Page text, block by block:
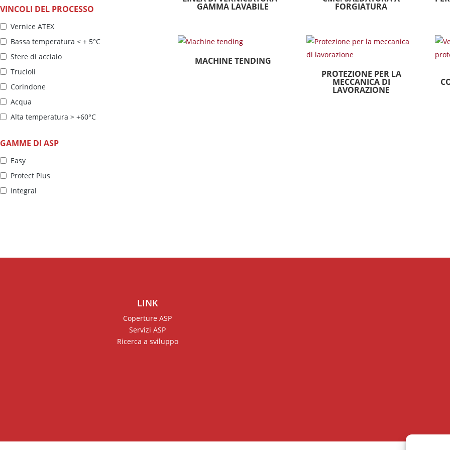
Industria della difesa
Industria della fucinatura-fonderia-
VINCOLI DEL PROCESSO
Vernice ATEX
Bassa temperatura < + 5°C
Sfere di acciaio
Trucioli
Corindone
Acqua
Alta temperatura > +60°C
Umidità
Getto ad alta pressione
Lubrificanti
Polvere abrasiva
GAMME DI ASP
Easy
Protect Plus
Integral
GAMMA LAVABILE FORGIATURA
MACHINE TENDING
PROTEZIONE PER LA
MECCANICA DI
LAVORAZIONE
LINK
Coperture ASP
Servizi ASP
Ricerca a sviluppo